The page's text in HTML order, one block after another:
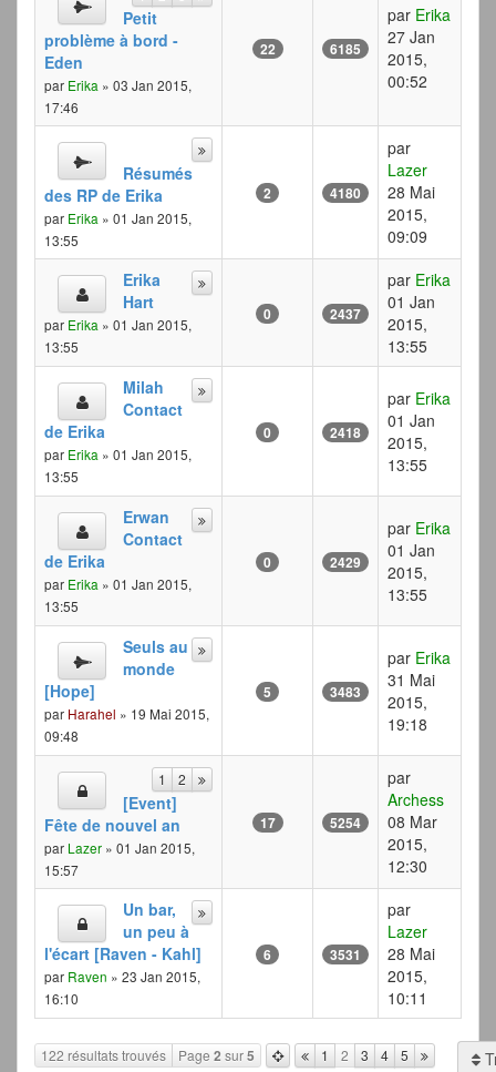
Petit
problème à bord -
Eden
par Erika » 03 Jan 2015,
17:46
22 6185
par Erika
27 Jan
2015,
00:52
Résumés
des RP de Erika
par Erika » 01 Jan 2015,
13:55
2 4180
par
Lazer
28 Mai
2015,
09:09
Erika
Hart
par Erika » 01 Jan 2015,
13:55
0 2437
par Erika
01 Jan
2015,
13:55
Milah
Contact
de Erika
par Erika » 01 Jan 2015,
13:55
0 2418
par Erika
01 Jan
2015,
13:55
Erwan
Contact
de Erika
par Erika » 01 Jan 2015,
13:55
0 2429
par Erika
01 Jan
2015,
13:55
Seuls au
monde
[Hope]
par Harahel » 19 Mai 2015,
09:48
5 3483
par Erika
31 Mai
2015,
19:18
1 2
[Event]
Fête de nouvel an
par Lazer » 01 Jan 2015,
15:57
17 5254
par
Archess
08 Mar
2015,
12:30
Un bar,
un peu à
l'écart [Raven - Kahl]
par Raven » 23 Jan 2015,
16:10
6 3531
par
Lazer
28 Mai
2015,
10:11
122 résultats trouvés Page 2sur5 1 2 3 4 5